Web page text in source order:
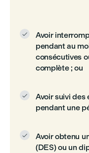

Avoir
pendant au
consécutives
complète ; ou

Avoir suivi des
pendant une

Avoir obtenu
(DES) ou un